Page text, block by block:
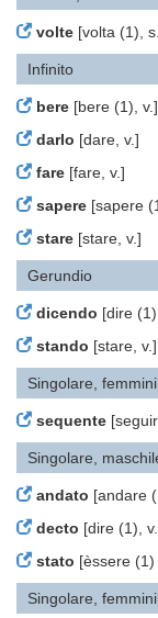
volte [volta (1),
Infinito
bere [bere (1), v.]
darlo [dare, v.]
fare [fare, v.]
sapere [sapere
stare [stare, v.]
Gerundio
dicendo [dire
stando [stare, v.]
Singolare,
sequente
Singolare,
andato [andare
decto [dire (1),
stato [èssere
Singolare,